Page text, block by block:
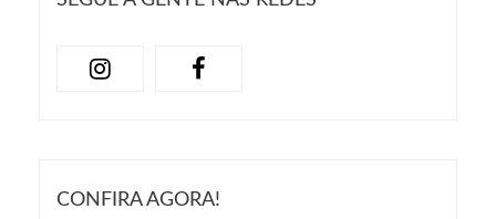
CONFIRA AGORA!